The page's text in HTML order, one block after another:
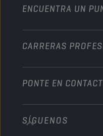
Naútica
ENCUENTRA UN
CARRERAS
PONTE EN
SÍGUENOS